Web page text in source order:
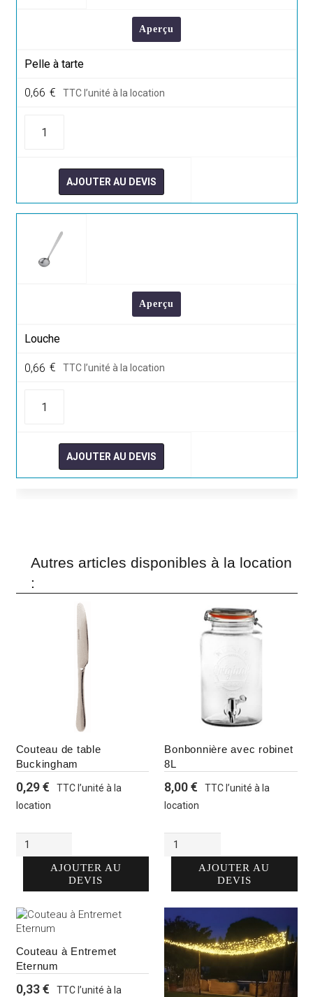
Aperçu
Pelle à tarte
0,66 € TTC l’unité à la location
AJOUTER AU DEVIS
Aperçu
Louche
0,66 € TTC l’unité à la location
AJOUTER AU DEVIS
Autres articles disponibles à la location
:
Couteau de table
Buckingham
0,29€
TTC l’unité à la
location
quantité
Couteau
table
Buckingham
AJOUTER AU
DEVIS
Bonbonnière avec robinet
8L
8,00€
TTC l’unité à la
location
quantité
Bonbonnière
robinet
8L
AJOUTER AU
DEVIS
Couteau à Entremet
Eternum
0,33€
TTC l’unité à la